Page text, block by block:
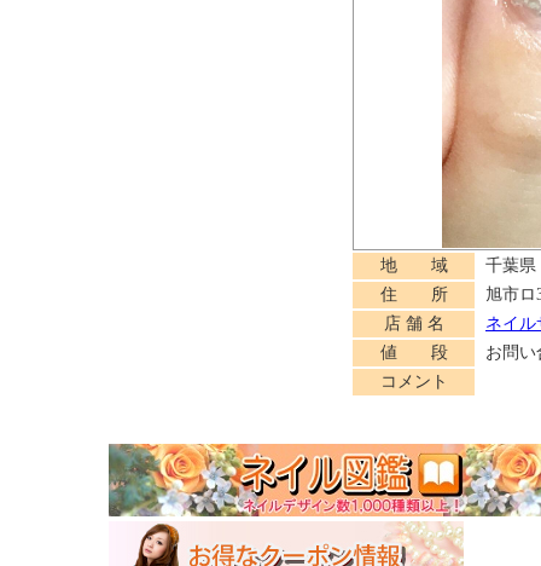
地 域
千葉県
住 所
旭市ロ
店 舗 名
ネイ
値 段
お問い
コメント